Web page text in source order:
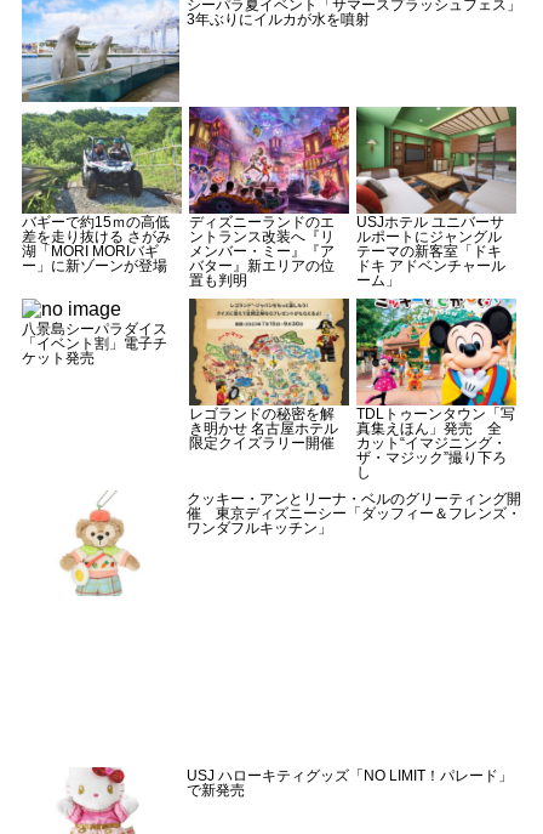
シーパラ夏イベント「サマースプラッシュフェス」
3年ぶりにイルカが水を噴射
バギーで約15ｍの高低
差を走り抜ける さがみ
湖「MORI MORIバギ
ー」に新ゾーンが登場
ディズニーランドのエ
ントランス改装へ『リ
メンバー・ミー』『ア
バター』新エリアの位
置も判明
USJホテル ユニバーサ
ルポートにジャングル
テーマの新客室「ドキ
ドキ アドベンチャール
ーム」
八景島シーパラダイス
「イベント割」電子チ
ケット発売
レゴランドの秘密を解
き明かせ 名古屋ホテル
限定クイズラリー開催
TDLトゥーンタウン「写
真集えほん」発売 全
カット“イマジニング・
ザ・マジック”撮り下ろ
し
クッキー・アンとリーナ・ベルのグリーティング開
催 東京ディズニーシー「ダッフィー＆フレンズ・
ワンダフルキッチン」
USJ ハローキティグッズ「NO LIMIT！パレード」
で新発売